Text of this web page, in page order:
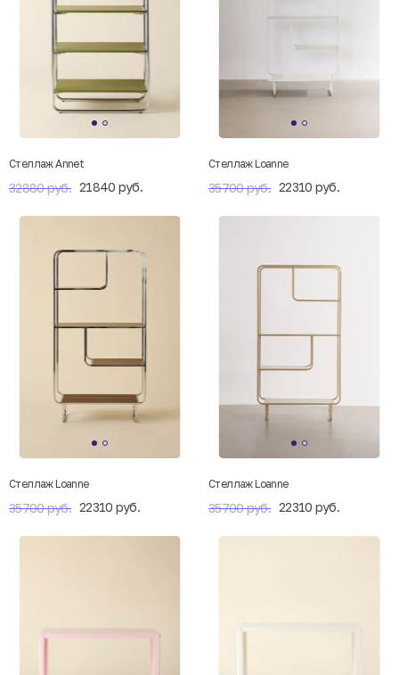
Стеллаж Annet
32880 руб. 21840 руб.
Стеллаж Loanne
35700 руб. 22310 руб.
Стеллаж Loanne
35700 руб. 22310 руб.
Стеллаж Loanne
35700 руб. 22310 руб.